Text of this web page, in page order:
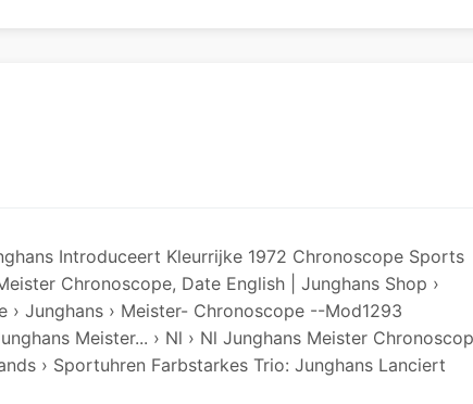
Introduceert Kleurrijke 1972 Chronoscope Sports
Chronoscope, Date English | Junghans Shop ›
› Junghans › Meister- Chronoscope --Mod1293
Meister... › Nl › Nl Junghans Meister
› Sportuhren Farbstarkes Trio: Junghans Lanciert